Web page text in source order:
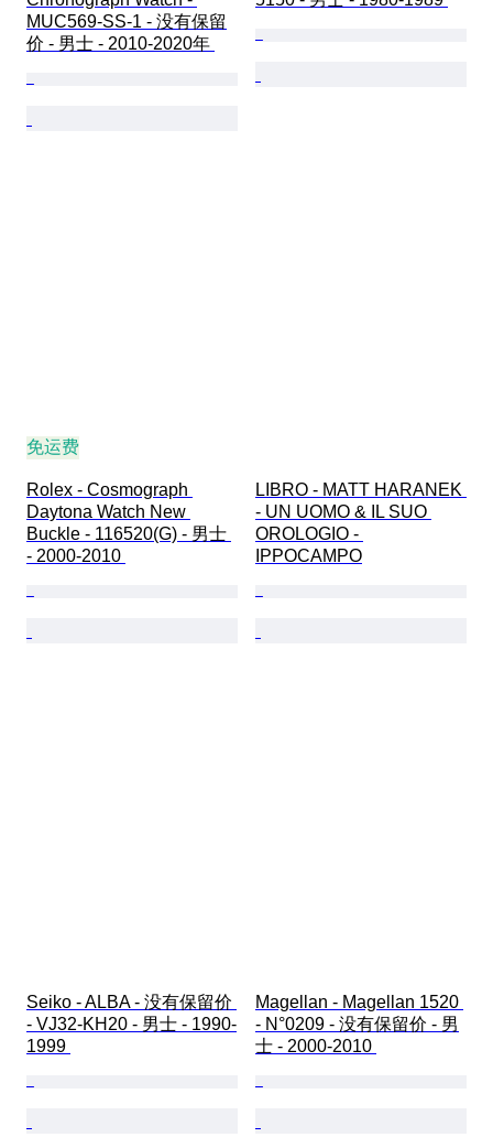
MUC569-SS-1 - 没有保留
价 - 男士 - 2010-2020年
免运费
Rolex - Cosmograph
Daytona Watch New
Buckle - 116520(G) - 男士
- 2000-2010
LIBRO - MATT HARANEK
- UN UOMO & IL SUO
OROLOGIO -
IPPOCAMPO
Seiko - ALBA - 没有保留价
- VJ32-KH20 - 男士 - 1990-
1999
Magellan - Magellan 1520
- N°0209 - 没有保留价 - 男
士 - 2000-2010